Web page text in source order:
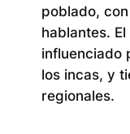
poblado,
hablantes.
influenciado
los incas, y
regionales.